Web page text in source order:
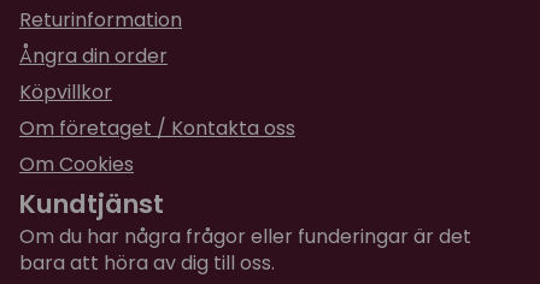
Returinformation
Ångra din order
Köpvillkor
Om företaget / Kontakta oss
Om Cookies
Kundtjänst
Om du har några frågor eller funderingar är det
bara att höra av dig till oss.